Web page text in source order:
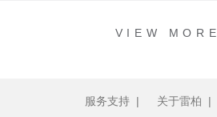
VIEW MORE
服务支持 | 关于雷柏 |